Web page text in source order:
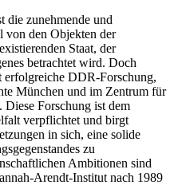
zunehmende und
von den Objekten der
Staat, der
betrachtet wird. Doch
erfolgreiche DDR-Forschung,
München und im Zentrum für
Diese Forschung ist dem
verpflichtet und birgt
in sich, eine solide
zu
Ambitionen sind
Arendt-Institut nach 1989